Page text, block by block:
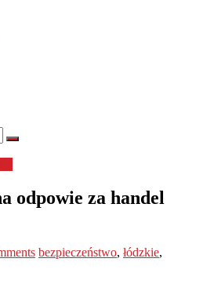
odpowie za handel
bezpieczeństwo, łódzkie,